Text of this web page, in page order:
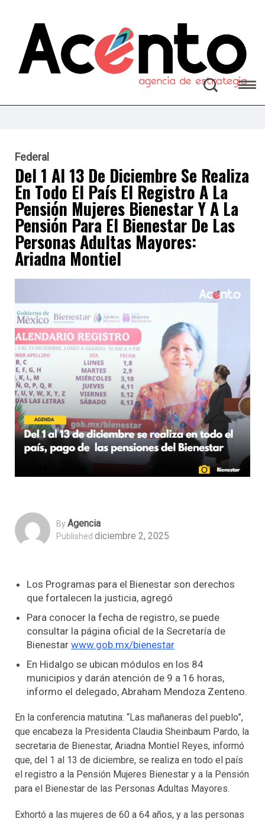
Federal
Del 1 Al 13 De Diciembre Se Realiza
En Todo El País El Registro A La
Pensión Mujeres Bienestar Y A La
Pensión Para El Bienestar De Las
Personas Adultas Mayores:
Ariadna Montiel
ByAgencia
Published diciembre 2, 2025
Los Programas para el Bienestar son derechos
que fortalecen la justicia, agregó
Para conocer la fecha de registro, se puede
consultar la página oficial de la Secretaría de
Bienestar www.gob.mx/bienestar
En Hidalgo se ubican módulos en los 84
municipios y darán atención de 9 a 16 horas,
informo el delegado, Abraham Mendoza Zenteno.
En la conferencia matutina: “Las mañaneras del pueblo”,
que encabeza la Presidenta Claudia Sheinbaum Pardo, la
secretaria de Bienestar, Ariadna Montiel Reyes, informó
que, del 1 al 13 de diciembre, se realiza en todo el país
el registro a la Pensión Mujeres Bienestar y a la Pensión
para el Bienestar de las Personas Adultas Mayores.
Exhortó a las mujeres de 60 a 64 años, y a las personas